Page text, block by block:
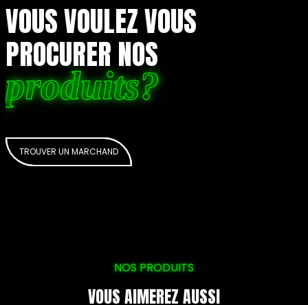
VOUS VOULEZ VOUS
PROCURER NOS
produits?
TROUVER UN MARCHAND
NOS PRODUITS
VOUS AIMEREZ AUSSI